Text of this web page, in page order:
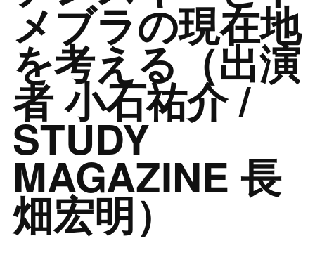
メブラの現在地
を考える（出演
者 小石祐介 /
STUDY
MAGAZINE 長
畑宏明）